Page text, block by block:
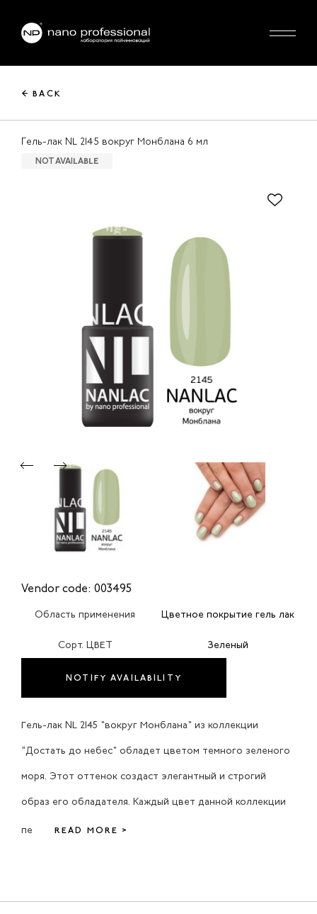
← BACK
Гель-лак NL 2145 вокруг Монблана 6 мл
NOT AVAILABLE
Vendor code: 003495
Область применения Цветное покрытие гель лак
Сорт. ЦВЕТ Зеленый
NOTIFY AVAILABILITY
Гель-лак NL 2145 "вокруг Монблана" из коллекции
"Достать до небес" обладет цветом темного зеленого
моря. Этот оттенок создаст элегантный и строгий
образ его обладателя. Каждый цвет данной коллекции
пе READ MORE >